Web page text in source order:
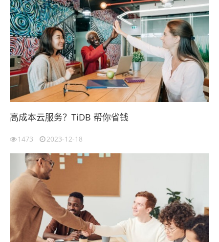
高成本云服务？TiDB 帮你省钱
1473 2023-12-18